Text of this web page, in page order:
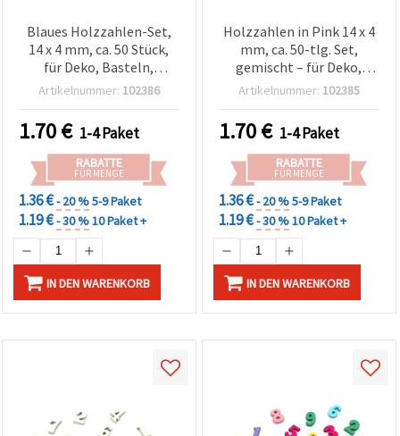
Blaues Holzzahlen-Set,
14 x 4 mm, ca. 50 Stück,
für Deko, Basteln,
Scrapbooking &
Artikelnummer: 102386
1.70€ 1-4 Paket
RABATTE
FÜR MENGE
1.36 €- 20 %5-9 Paket
1.19 €- 30 %10 Paket +
IN DEN WARENKORB
Holzzahlen in Pink 14 x 4
mm, ca. 50-tlg. Set,
gemischt – für Deko,
Scrapbooking, Karten,
Artikelnummer: 102385
1.70€ 1-4 Paket
RABATTE
FÜR MENGE
1.36 €- 20 %5-9 Paket
1.19 €- 30 %10 Paket +
IN DEN WARENKORB